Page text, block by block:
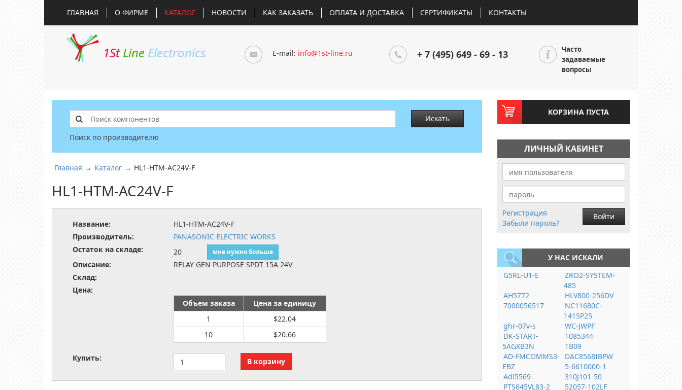
ГЛАВНАЯ О ФИРМЕ КАТАЛОГ НОВОСТИ КАК ЗАКАЗАТЬ ОПЛАТА И ДОСТАВКА СЕРТИФИКАТЫ КОНТАКТЫ
1St Line Electronics E-mail: info@1st-line.ru + 7 (495) 649 - 69 - 13
Часто
задаваемые
вопросы
Искать
Поиск по производителю
Главная → Каталог → HL1-HTM-AC24V-F
HL1-HTM-AC24V-F
Название:
HL1-HTM-AC24V-F
Производитель:
PANASONIC ELECTRIC WORKS
Остаток на складе:
20 мне нужно больше
Описание:
RELAY GEN PURPOSE SPDT 15A 24V
Склад:
Цена:
Объем заказа
Цена за единицу
1
$22.04
10
$20.66
Купить:
КОРЗИНА ПУСТА
ЛИЧНЫЙ КАБИНЕТ
Регистрация
Забыли пароль?
Войти
У НАС ИСКАЛИ
G5RL-U1-E
ZRO2-SYSTEM-
485
AH5772
HLV800-256DV
7000056517
NC11680C-
1415P25
ghr-07v-s
WC-JWPF
DK-START-
5AGXB3N
1085344
1B09
AD-FMCOMMS3-
EBZ
DAC8568IBPW
5-6610000-1
Adl5569
310J101-50
PTS645VL83-2
52057-102LF